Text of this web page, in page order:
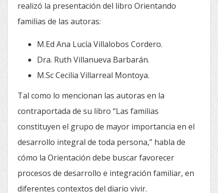
realizó la presentación del libro Orientando
familias de las autoras:
M.Ed Ana Lucía Villalobos Cordero.
Dra. Ruth Villanueva Barbarán.
M.Sc Cecilia Villarreal Montoya.
Tal como lo mencionan las autoras en la
contraportada de su libro “Las familias
constituyen el grupo de mayor importancia en el
desarrollo integral de toda persona,” habla de
cómo la Orientación debe buscar favorecer
procesos de desarrollo e integración familiar, en
diferentes contextos del diario vivir.